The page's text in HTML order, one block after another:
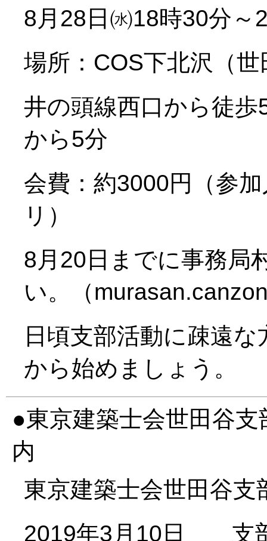
8月28日㈬18時30分～
場所：COS下北沢（
井の頭線西口から徒
から5分
会費：約3000円（参
リ）
8月20日までに事務局
い。（
日頃支部活動に疎遠
から始めましょう。
東京建築士会世田谷
内
東京建築士会世田谷支
2019年3月10日 支